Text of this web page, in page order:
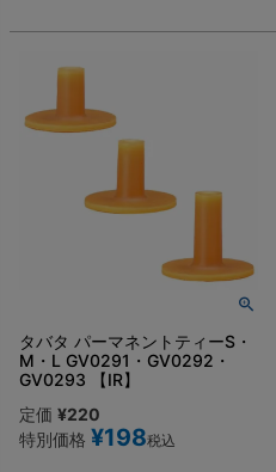
タバタ パーマネントティーS・
M・L GV0291・GV0292・
GV0293 【IR】
定価 ¥220
特別価格 ¥198税込